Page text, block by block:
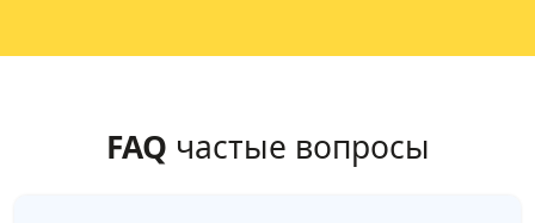
FAQ частые вопросы